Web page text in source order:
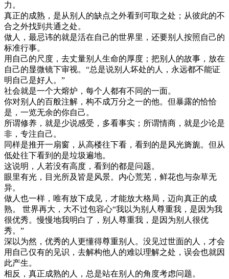
力。
真正的成熟，是从别人的缺点之外看到可取之处；从彼此的不
合之外找到共通之处。
做人，最忌讳的就是活在自己的世界里，还要别人按照自己的
标准行事。
用自己的尺度，去丈量别人生命的厚度；把别人的故事，放在
自己的显微镜下审视。“总是说别人坏处的人，永远都不能证
明自己是好人。”
社会就是一个大熔炉，每个人都有不同的一面。
你对别人的百般注解，构不成万分之一的他。但暴露的恰恰
是，一览无余的你自己。
所谓修养，就是少说感受，多看事实；所谓情商，就是少论是
非，专注自己。
同样是推开一扇窗，从高楼往下看，看到的是风光旖旎。但从
低处往下看到的是垃圾遍地。
这说明，人若没有高度，看到的都是问题。
眼里有光，目光所及皆是风景。内心荒芜，鲜花也与杂草无
异。
做人也一样，唯有放下成见，才能放大格局，迈向真正的成
熟。 世界再大，大不过包容心“我以为别人尊重我，是因为我
很优秀。慢慢地我明白了，别人尊重我，是因为别人很优
秀。”
深以为然，优秀的人更懂得尊重别人。没见过世面的人，才会
用自己仅有的见识，去解构他人的难以理解之处，误会也就因
此产生。
相反，真正成熟的人，总是站在别人的角度考虑问题。